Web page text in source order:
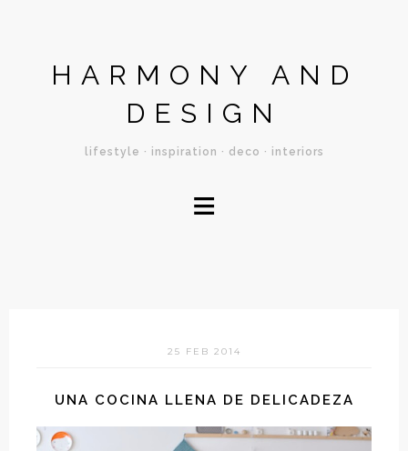
HARMONY AND
DESIGN
lifestyle · inspiration · deco · interiors
≡
25 FEB 2014
UNA COCINA LLENA DE DELICADEZA